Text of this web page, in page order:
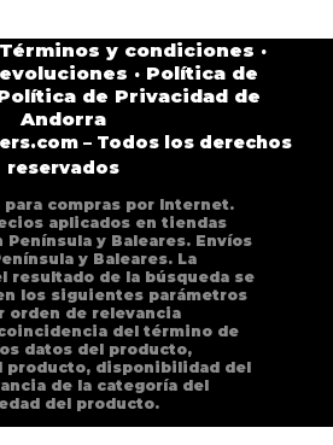
Términos y condiciones ·
· Política de
de Privacidad de
Andorra
– Todos los derechos
reservados
compras por Internet.
aplicados en tiendas
Península y Baleares. Envíos
y Baleares. La
resultado de la búsqueda se
los siguientes parámetros
orden de relevancia
del término de
datos del producto,
producto, disponibilidad del
de la categoría del
del producto.